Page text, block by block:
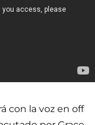
con la voz en off